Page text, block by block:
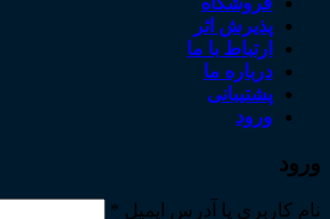
پذیرش اثر
ارتباط با ما
درباره ما
پشتیبانی
ورود
ورود
نام کاربری یا آدرس ایمیل *